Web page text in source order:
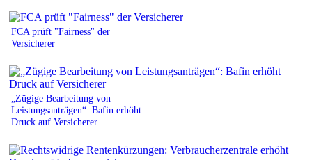
FCA prüft "Fairness" der
Versicherer
„Zügige Bearbeitung von
Leistungsanträgen“: Bafin erhöht
Druck auf Versicherer